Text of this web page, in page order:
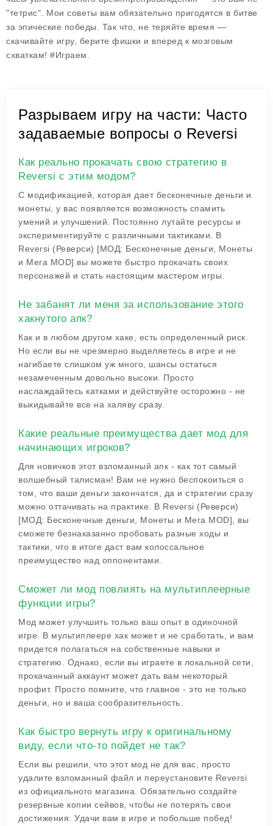
"тетрис". Мои советы вам обязательно пригодятся в битве
за эпические победы. Так что, не теряйте время —
скачивайте игру, берите фишки и вперед к мозговым
схваткам! #Играем.
Разрываем игру на части: Часто
задаваемые вопросы о Reversi
Как реально прокачать свою стратегию в
Reversi с этим модом?
С модификацией, которая дает бесконечные деньги и
монеты, у вас появляется возможность спамить
умений и улучшений. Постоянно лутайте ресурсы и
экспериментируйте с различными тактиками. В
Reversi (Реверси) [МОД: Бесконечные деньги, Монеты
и Мега MOD] вы можете быстро прокачать своих
персонажей и стать настоящим мастером игры.
Не забанят ли меня за использование этого
хакнутого апк?
Как и в любом другом хаке, есть определенный риск.
Но если вы не чрезмерно выделяетесь в игре и не
нагибаете слишком уж много, шансы остаться
незамеченным довольно высоки. Просто
наслаждайтесь катками и действуйте осторожно - не
выкидывайте все на халяву сразу.
Какие реальные преимущества дает мод для
начинающих игроков?
Для новичков этот взломанный апк - как тот самый
волшебный талисман! Вам не нужно беспокоиться о
том, что ваши деньги закончатся, да и стратегии сразу
можно оттачивать на практике. В Reversi (Реверси)
[МОД: Бесконечные деньги, Монеты и Мега MOD], вы
сможете безнаказанно пробовать разные ходы и
тактики, что в итоге даст вам колоссальное
преимущество над оппонентами.
Сможет ли мод повлиять на мультиплеерные
функции игры?
Мод может улучшить только ваш опыт в одиночной
игре. В мультиплеере хак может и не сработать, и вам
придется полагаться на собственные навыки и
стратегию. Однако, если вы играете в локальной сети,
прокачанный аккаунт может дать вам некоторый
профит. Просто помните, что главное - это не только
деньги, но и ваша сообразительность.
Как быстро вернуть игру к оригинальному
виду, если что-то пойдет не так?
Если вы решили, что этот мод не для вас, просто
удалите взломанный файл и переустановите Reversi
из официального магазина. Обязательно создайте
резервные копии сейвов, чтобы не потерять свои
достижения. Удачи вам в игре и побольше побед!